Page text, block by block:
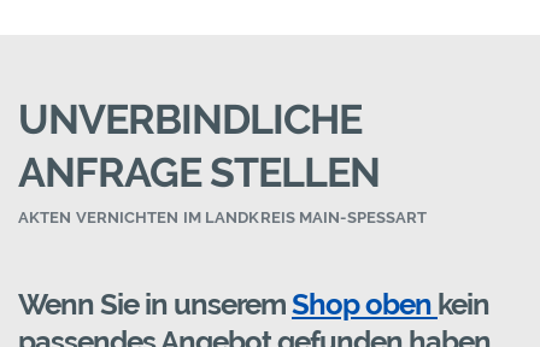
UNVERBINDLICHE
ANFRAGE STELLEN
AKTEN VERNICHTEN IM LANDKREIS MAIN-SPESSART
Wenn Sie in unseremShop oben kein